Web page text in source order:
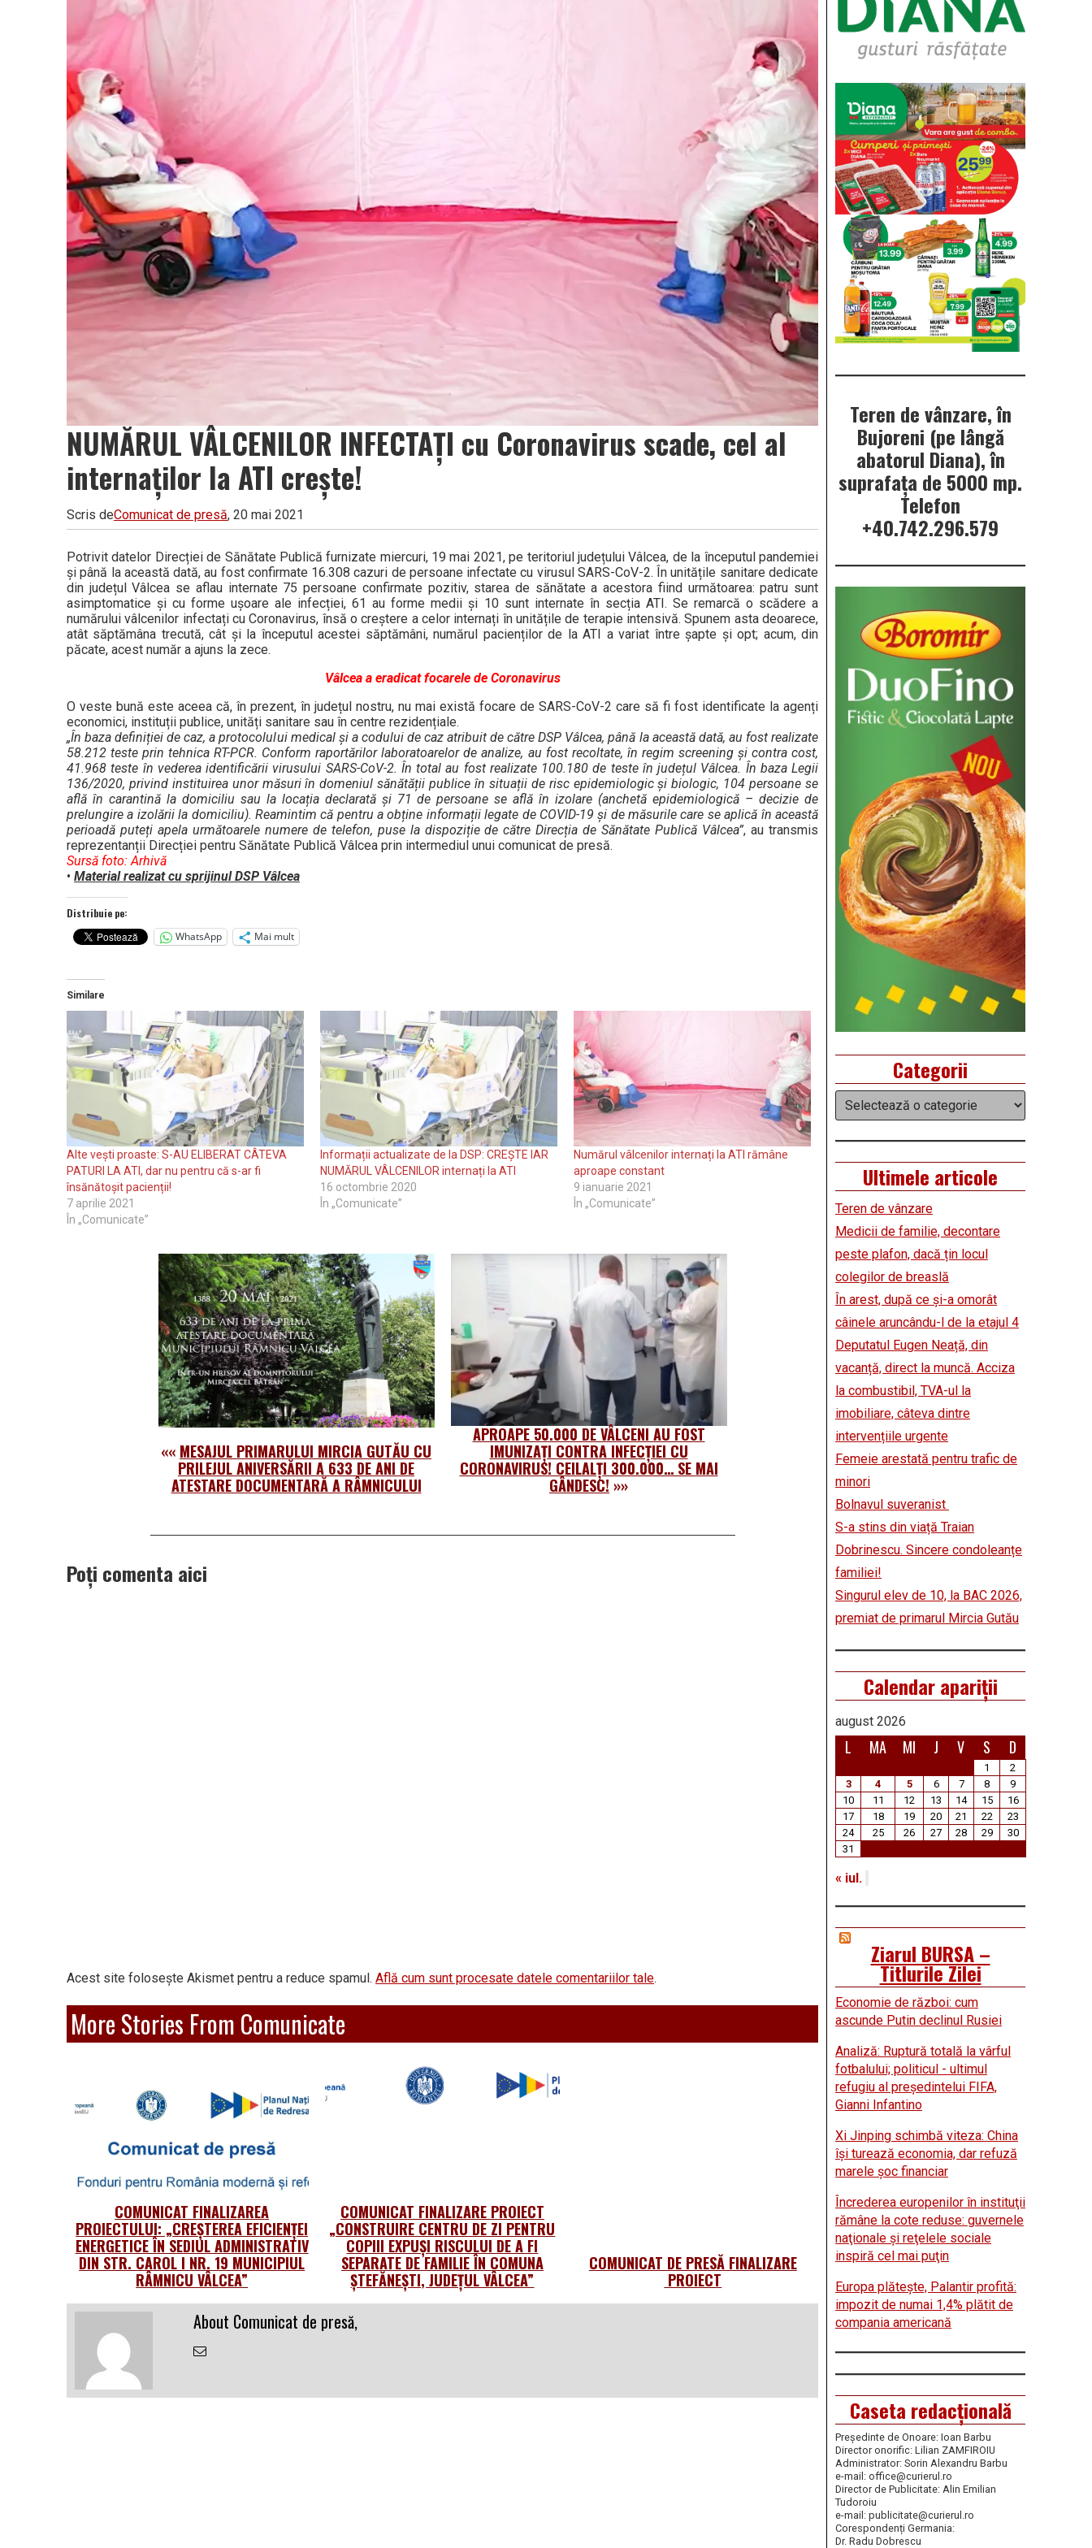
Vâlcea
NUMĂRUL VÂLCENILOR INFECTAȚI cu Coronavirus scade, cel al
internaților la ATI crește!
Scris deComunicat de presă, 20 mai 2021
Potrivit datelor Direcției de Sănătate Publică furnizate miercuri, 19 mai 2021, pe teritoriul județului Vâlcea, de la începutul pandemiei
și până la această dată, au fost confirmate 16.308 cazuri de persoane infectate cu virusul SARS-CoV-2. În unitățile sanitare dedicate
din județul Vâlcea se aflau internate 75 persoane confirmate pozitiv, starea de sănătate a acestora fiind următoarea: patru sunt
asimptomatice și cu forme ușoare ale infecției, 61 au forme medii și 10 sunt internate în secția ATI. Se remarcă o scădere a
numărului vâlcenilor infectați cu Coronavirus, însă o creștere a celor internați în unitățile de terapie intensivă. Spunem asta deoarece,
atât săptămâna trecută, cât și la începutul acestei săptămâni, numărul pacienților de la ATI a variat între șapte și opt; acum, din
păcate, acest număr a ajuns la zece.
Vâlcea a eradicat focarele de Coronavirus
O veste bună este aceea că, în prezent, în județul nostru, nu mai există focare de SARS-CoV-2 care să fi fost identificate la agenți
economici, instituții publice, unități sanitare sau în centre rezidențiale.
„În baza definiției de caz, a protocolului medical și a codului de caz atribuit de către DSP Vâlcea, până la această dată, au fost realizate
58.212 teste prin tehnica RT-PCR. Conform raportărilor laboratoarelor de analize, au fost recoltate, în regim screening și contra cost,
41.968 teste în vederea identificării virusului SARS-CoV-2. În total au fost realizate 100.180 de teste în județul Vâlcea. În baza Legii
136/2020, privind instituirea unor măsuri în domeniul sănătății publice în situații de risc epidemiologic și biologic, 104 persoane se
află în carantină la domiciliu sau la locația declarată și 71 de persoane se află în izolare (anchetă epidemiologică – decizie de
prelungire a izolării la domiciliu). Reamintim că pentru a obține informații legate de COVID-19 și de măsurile care se aplică în această
perioadă puteți apela următoarele numere de telefon, puse la dispoziție de către Direcția de Sănătate Publică Vâlcea”, au transmis
reprezentanții Direcției pentru Sănătate Publică Vâlcea prin intermediul unui comunicat de presă.
Sursă foto: Arhivă
• Material realizat cu sprijinul DSP Vâlcea
Distribuie pe:
WhatsApp
Mai mult
Similare
Alte vești proaste: S-AU ELIBERAT CÂTEVA
PATURI LA ATI, dar nu pentru că s-ar fi
însănătoșit pacienții!
7 aprilie 2021
În „Comunicate”
Informații actualizate de la DSP: CREȘTE IAR
NUMĂRUL VÂLCENILOR internați la ATI
16 octombrie 2020
În „Comunicate”
Numărul vâlcenilor internați la ATI rămâne
aproape constant
9 ianuarie 2021
În „Comunicate”
«« MESAJUL PRIMARULUI MIRCIA GUTĂU CU
PRILEJUL ANIVERSĂRII A 633 DE ANI DE
ATESTARE DOCUMENTARĂ A RÂMNICULUI
APROAPE 50.000 DE VÂLCENI AU FOST
IMUNIZAȚI CONTRA INFECȚIEI CU
CORONAVIRUS! CEILALȚI 300.000… SE MAI
GÂNDESC! »»
Poți comenta aici
Acest site folosește Akismet pentru a reduce spamul. Află cum sunt procesate datele comentariilor tale.
More Stories From Comunicate
COMUNICAT FINALIZAREA
PROIECTULUI: „CREȘTEREA EFICIENȚEI
ENERGETICE ÎN SEDIUL ADMINISTRATIV
DIN STR. CAROL I NR. 19 MUNICIPIUL
RÂMNICU VÂLCEA”
COMUNICAT FINALIZARE PROIECT
„CONSTRUIRE CENTRU DE ZI PENTRU
COPIII EXPUȘI RISCULUI DE A FI
SEPARATE DE FAMILIE ÎN COMUNA
ȘTEFĂNEȘTI, JUDEȚUL VÂLCEA”
COMUNICAT DE PRESĂ FINALIZARE
PROIECT
About Comunicat de presă,
Email
Teren de vânzare, în
Bujoreni (pe lângă
abatorul Diana), în
suprafața de 5000 mp.
Telefon
+40.742.296.579
Categorii
Categorii
Ultimele articole
Teren de vânzare
Medicii de familie, decontare
peste plafon, dacă țin locul
colegilor de breaslă
În arest, după ce și-a omorât
câinele aruncându-l de la etajul 4
Deputatul Eugen Neață, din
vacanță, direct la muncă. Acciza
la combustibil, TVA-ul la
imobiliare, câteva dintre
intervențiile urgente
Femeie arestată pentru trafic de
minori
Bolnavul suveranist
S-a stins din viață Traian
Dobrinescu. Sincere condoleanțe
familiei!
Singurul elev de 10, la BAC 2026,
premiat de primarul Mircia Gutău
Calendar apariții
august 2026
L MA MI J V S D
1
2
3
4 5 6 7 8
9
10
11 12 13 14 15
16
17
18 19 20 21 22
23
24
25 26 27 28 29
30
31
« iul.
Ziarul BURSA –
Titlurile Zilei
Economie de război: cum
ascunde Putin declinul Rusiei
Analiză: Ruptură totală la vârful
fotbalului; politicul - ultimul
refugiu al preşedintelui FIFA,
Gianni Infantino
Xi Jinping schimbă viteza: China
îşi turează economia, dar refuză
marele şoc financiar
Încrederea europenilor în instituţii
rămâne la cote reduse: guvernele
naţionale şi reţelele sociale
inspiră cel mai puţin
Europa plăteşte, Palantir profită:
impozit de numai 1,4% plătit de
compania americană
Caseta redacțională
Președinte de Onoare: Ioan Barbu
Director onorific: Lilian ZAMFIROIU
Administrator: Sorin Alexandru Barbu
e-mail: office@curierul.ro
Director de Publicitate: Alin Emilian
Tudoroiu
e-mail: publicitate@curierul.ro
Corespondenți Germania:
Dr. Radu Dobrescu